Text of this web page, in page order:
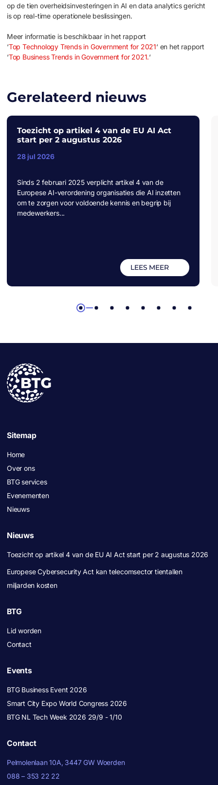
op de tien overheidsinvesteringen in AI en data analytics gericht
is op real-time operationele beslissingen.
Meer informatie is beschikbaar in het rapport
‘Top Technology Trends in Government for 2021‘ en het rapport
‘Top Business Trends in Government for 2021.‘
Gerelateerd nieuws
Toezicht op artikel 4 van de EU AI Act
start per 2 augustus 2026
28 jul 2026
Sinds 2 februari 2025 verplicht artikel 4 van de
Europese AI-verordening organisaties die AI inzetten
om te zorgen voor voldoende kennis en begrip bij
medewerkers...
LEES MEER
1 2 3 4 5 6 7 8
Sitemap
Home
Over ons
BTG services
Evenementen
Nieuws
Nieuws
Toezicht op artikel 4 van de EU AI Act start per 2 augustus 2026
Europese Cybersecurity Act kan telecomsector tientallen
miljarden kosten
BTG
Lid worden
Contact
Events
BTG Business Event 2026
Smart City Expo World Congress 2026
BTG NL Tech Week 2026 29/9 - 1/10
Contact
Pelmolenlaan 10A, 3447 GW Woerden
088 – 353 22 22